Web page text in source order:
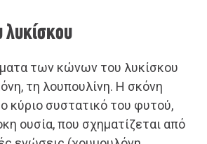
λυκίσκου
των κώνων του λυκίσκου
τη λουπουλίνη. Η σκόνη
κύριο συστατικό του φυτού,
ουσία, που σχηματίζεται από